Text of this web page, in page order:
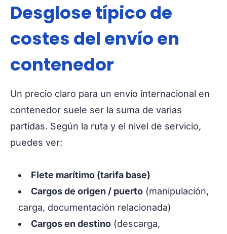
Desglose típico de
costes del envío en
contenedor
Un precio claro para un envío internacional en
contenedor suele ser la suma de varias
partidas. Según la ruta y el nivel de servicio,
puedes ver:
Flete marítimo (tarifa base)
Cargos de origen / puerto (manipulación,
carga, documentación relacionada)
Cargos en destino (descarga,